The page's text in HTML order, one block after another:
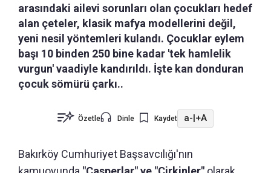
arasındaki ailevi sorunları olan çocukları hedef
alan çeteler, klasik mafya modellerini değil,
yeni nesil yöntemleri kulandı. Çocuklar eylem
başı 10 binden 250 bine kadar 'tek hamlelik
vurgun' vaadiyle kandırıldı. İşte kan donduran
çocuk sömürü çarkı..
Özetle Dinle Kaydet a-|+A
Bakırköy Cumhuriyet Başsavcılığı'nın